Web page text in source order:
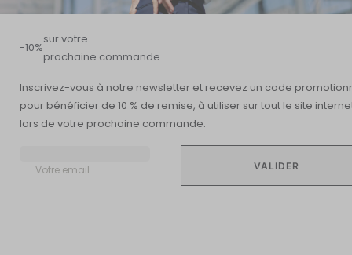
-10%
sur votre
prochaine commande
Inscrivez-vous à notre newsletter et recevez un code
pour bénéficier de 10 % de remise, à utiliser sur tout le site
lors de votre prochaine commande.
Votre email
ossature solide et un bien-être osseux et articulaire.
Bi-Ostéo
Bi-Ostéo Densité
Capital osseux